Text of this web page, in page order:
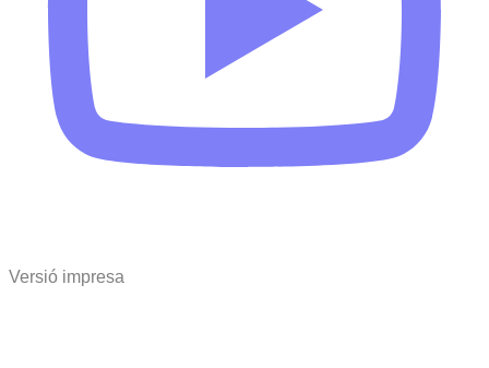
Versió impresa